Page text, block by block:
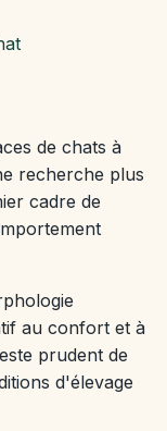
de chats à
recherche plus
cadre de
au confort et à
prudent de
d'élevage